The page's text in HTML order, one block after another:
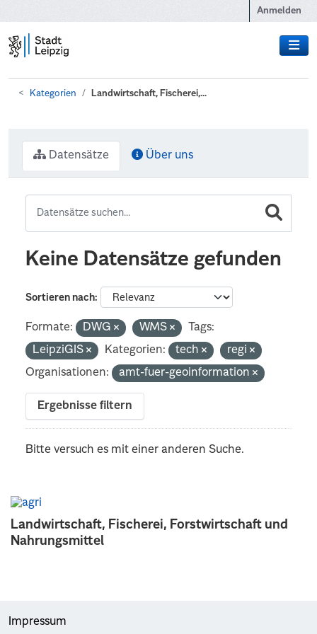
Anmelden
Kategorien Landwirtschaft, Fischerei,...
Landwirtschaft, Fischerei, Forstwirtschaft und
Nahrungsmittel
Datensätze Über uns
Keine Datensätze gefunden
Sortieren nach
Formate: DWG WMS
Tags:
LeipziGIS
Kategorien: tech
regi
Organisationen:
amt-fuer-geoinformation
Ergebnisse filtern
Bitte versuch es mit einer anderen Suche.
Impressum